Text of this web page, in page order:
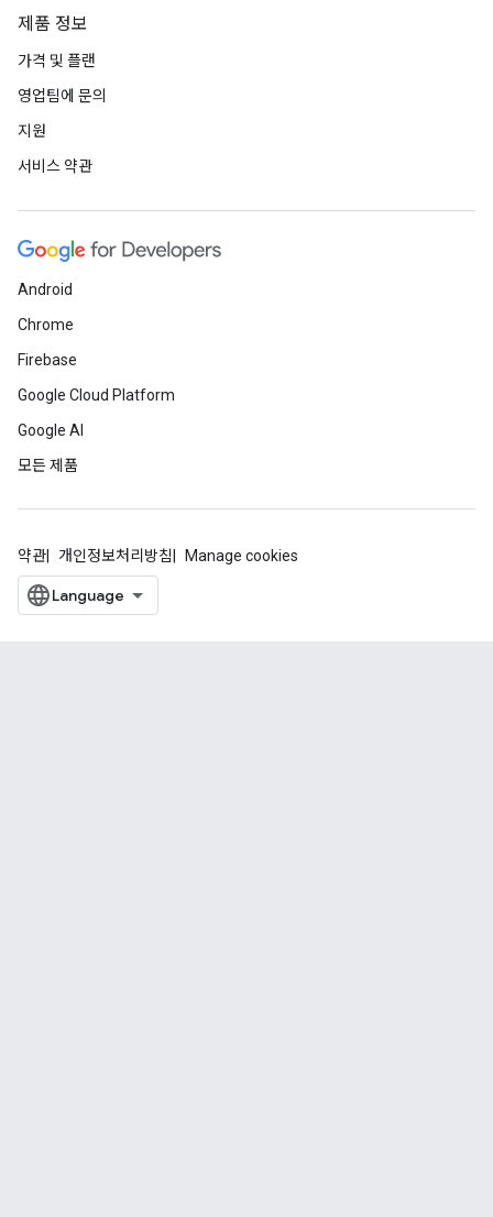
제품 정보
가격 및 플랜
영업팀에 문의
지원
서비스 약관
Android
Chrome
Firebase
Google Cloud Platform
Google AI
모든 제품
약관 개인정보처리방침 Manage cookies